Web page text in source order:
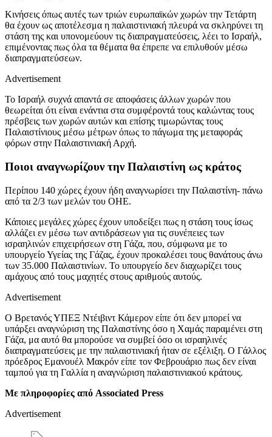
Κινήσεις όπως αυτές των τριών ευρωπαϊκών χωρών την Τετάρτη
θα έχουν ως αποτέλεσμα η παλαιστινιακή πλευρά να σκληρύνει τη
στάση της και υπονομεύουν τις διαπραγματεύσεις, λέει το Ισραήλ,
επιμένοντας πως όλα τα θέματα θα έπρεπε να επιλυθούν μέσω
διαπραγματεύσεων.
Advertisement
Το Ισραήλ συχνά απαντά σε αποφάσεις άλλων χωρών που
θεωρείται ότι είναι ενάντια στα συμφέροντά τους καλώντας τους
πρέσβεις των χωρών αυτών και επίσης τιμωρώντας τους
Παλαιστίνιους μέσω μέτρων όπως το πάγωμα της μεταφοράς
φόρων στην Παλαιστινιακή Αρχή.
Ποιοι αναγνωρίζουν την Παλαιστίνη ως κράτος
Περίπου 140 χώρες έχουν ήδη αναγνωρίσει την Παλαιστίνη- πάνω
από τα 2/3 των μελών του ΟΗΕ.
Κάποιες μεγάλες χώρες έχουν υποδείξει πως η στάση τους ίσως
αλλάζει εν μέσω των αντιδράσεων για τις συνέπειες των
ισραηλινών επιχειρήσεων στη Γάζα, που, σύμφωνα με το
υπουργείο Υγείας της Γάζας, έχουν προκαλέσει τους θανάτους άνω
των 35.000 Παλαιστινίων. Το υπουργείο δεν διαχωρίζει τους
αμάχους από τους μαχητές στους αριθμούς αυτούς.
Advertisement
Ο Βρετανός ΥΠΕΞ Ντέιβιντ Κάμερον είπε ότι δεν μπορεί να
υπάρξει αναγνώριση της Παλαιστίνης όσο η Χαμάς παραμένει στη
Γάζα, μα αυτό θα μπορούσε να συμβεί όσο οι ισραηλινές
διαπραγματεύσεις με την παλαιστινιακή ήταν σε εξέλιξη. Ο Γάλλος
πρόεδρος Εμανουέλ Μακρόν είπε τον Φεβρουάριο πως δεν είναι
ταμπού για τη Γαλλία η αναγνώριση παλαιστινιακού κράτους.
Με πληροφορίες από Associated Press
Advertisement